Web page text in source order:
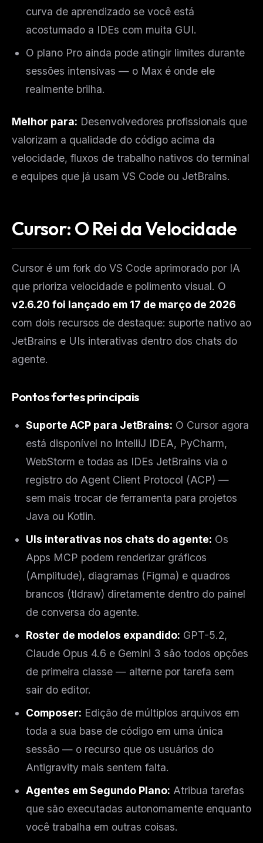
curva de aprendizado se você está
acostumado a IDEs com muita GUI.
O plano Pro ainda pode atingir limites durante
sessões intensivas — o Max é onde ele
realmente brilha.
Melhor para: Desenvolvedores profissionais que
valorizam a qualidade do código acima da
velocidade, fluxos de trabalho nativos do terminal
e equipes que já usam VS Code ou JetBrains.
Cursor: O Rei da Velocidade
Cursor é um fork do VS Code aprimorado por IA
que prioriza velocidade e polimento visual. O
v2.6.20 foi lançado em 17 de março de 2026
com dois recursos de destaque: suporte nativo ao
JetBrains e UIs interativas dentro dos chats do
agente.
Pontos fortes principais
Suporte ACP para JetBrains: O Cursor agora
está disponível no IntelliJ IDEA, PyCharm,
WebStorm e todas as IDEs JetBrains via o
registro do Agent Client Protocol (ACP) —
sem mais trocar de ferramenta para projetos
Java ou Kotlin.
UIs interativas nos chats do agente: Os
Apps MCP podem renderizar gráficos
(Amplitude), diagramas (Figma) e quadros
brancos (tldraw) diretamente dentro do painel
de conversa do agente.
Roster de modelos expandido: GPT-5.2,
Claude Opus 4.6 e Gemini 3 são todos opções
de primeira classe — alterne por tarefa sem
sair do editor.
Composer: Edição de múltiplos arquivos em
toda a sua base de código em uma única
sessão — o recurso que os usuários do
Antigravity mais sentem falta.
Agentes em Segundo Plano: Atribua tarefas
que são executadas autonomamente enquanto
você trabalha em outras coisas.